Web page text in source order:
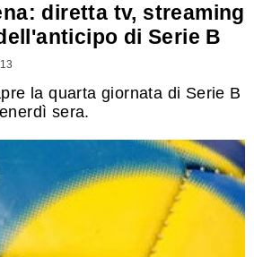
diretta tv, streaming
di Serie B
la quarta giornata di Serie B
sera.